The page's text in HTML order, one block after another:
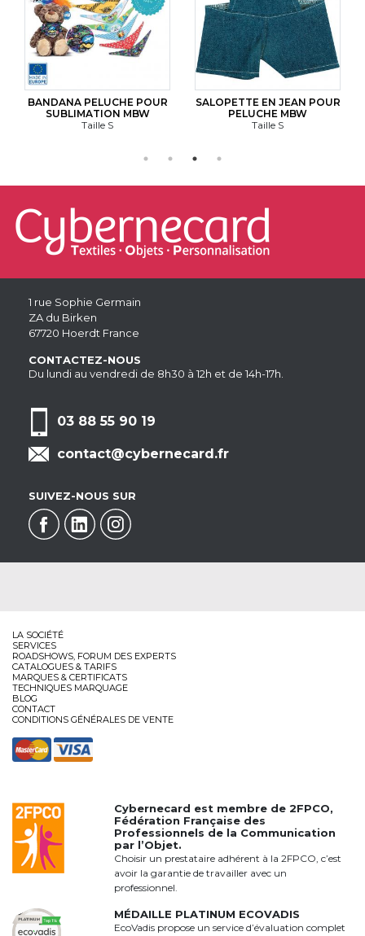
BANDANA PELUCHE POUR
SUBLIMATION MBW
Taille S
SALOPETTE EN JEAN POUR
PELUCHE MBW
Taille S
1 rue Sophie Germain
ZA du Birken
67720 Hoerdt France
CONTACTEZ-NOUS
Du lundi au vendredi de 8h30 à 12h et de 14h-17h.
03 88 55 90 19
contact@cybernecard.fr
SUIVEZ-NOUS SUR
LA SOCIÉTÉ
SERVICES
ROADSHOWS, FORUM DES EXPERTS
CATALOGUES & TARIFS
MARQUES & CERTIFICATS
TECHNIQUES MARQUAGE
BLOG
CONTACT
CONDITIONS GÉNÉRALES DE VENTE
Cybernecard est membre de2FPCO,
Fédération Française des
Professionnels de la Communication
par l’Objet.
Choisir un prestataire adhérent à la 2FPCO, c’est
avoir la garantie de travailler avec un
professionnel.
MÉDAILLE PLATINUM ECOVADIS
EcoVadis propose un service d’évaluation complet